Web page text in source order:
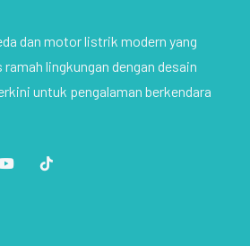
dan motor listrik modern yang
lingkungan dengan desain
untuk pengalaman berkendara